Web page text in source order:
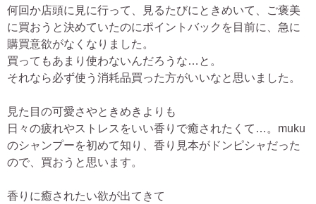
何回か店頭に見に行って、見るたびにときめいて、ご褒美
に買おうと決めていたのにポイントバックを目前に、急に
購買意欲がなくなりました。
買ってもあまり使わないんだろうな…と。
それなら必ず使う消耗品買った方がいいなと思いました。
見た目の可愛さやときめきよりも
日々の疲れやストレスをいい香りで癒されたくて…。muku
のシャンプーを初めて知り、香り見本がドンピシャだった
ので、買おうと思います。
香りに癒されたい欲が出てきて